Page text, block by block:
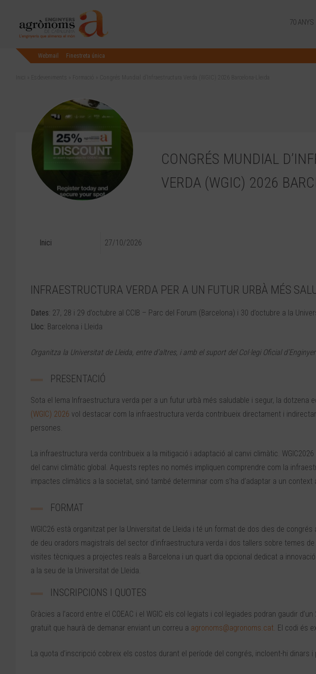
70 ANYS
Webmail Finestreta única
CONGRÉS MUNDIAL
VERDA (WGIC) 2026
Inici 27/10/2026
INFRAESTRUCTURA VERDA PER A UN FUTUR URBÀ MÉS
Dates: 27, 28 i 29 d’octubre al CCIB – Parc del Forum (Barcelona) i 30 d’octubre a la
Lloc: Barcelona i Lleida
Organitza la Universitat de Lleida, entre d’altres, i amb el suport del Col·legi Oficial
PRESENTACIÓ
Sota el lema Infraestructura verda per a un futur urbà més saludable i segur, la dotzena
(WGIC) 2026 vol destacar com la infraestructura verda contribueix directament i
persones.
La infraestructura verda contribueix a la mitigació i adaptació al canvi climàtic.
del canvi climàtic global. Aquests reptes no només impliquen comprendre com la
impactes climàtics a la societat, sinó també determinar com s’ha d’adaptar a un
FORMAT
WGIC26 està organitzat per la Universitat de Lleida i té un format de dos dies de
de deu oradors magistrals del sector d’infraestructura verda i dos tallers sobre temes
visites tècniques a projectes reals a Barcelona i un quart dia opcional dedicat a
a la seu de la Universitat de Lleida.
INSCRIPCIONS I QUOTES
Gràcies a l’acord entre el COEAC i el WGIC els col·legiats i col·legiades podran gaudir
gratuït que haurà de demanar enviant un correu a agronoms@agronoms.cat. El codi és
La quota d’inscripció cobreix els costos durant el període del congrés, incloent-hi dinars